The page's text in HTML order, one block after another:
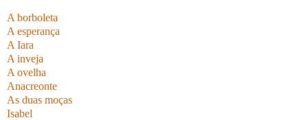
A borboleta
A esperança
A Iara
A inveja
A ovelha
Anacreonte
As duas moças
Isabel